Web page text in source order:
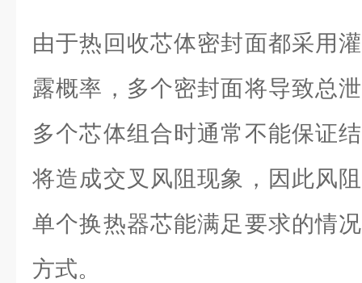
由于热回收芯体密封面都采用
露概率，多个密封面将导致总
多个芯体组合时通常不能保证
将造成交叉风阻现象，因此风
单个换热器芯能满足要求的情
方式。